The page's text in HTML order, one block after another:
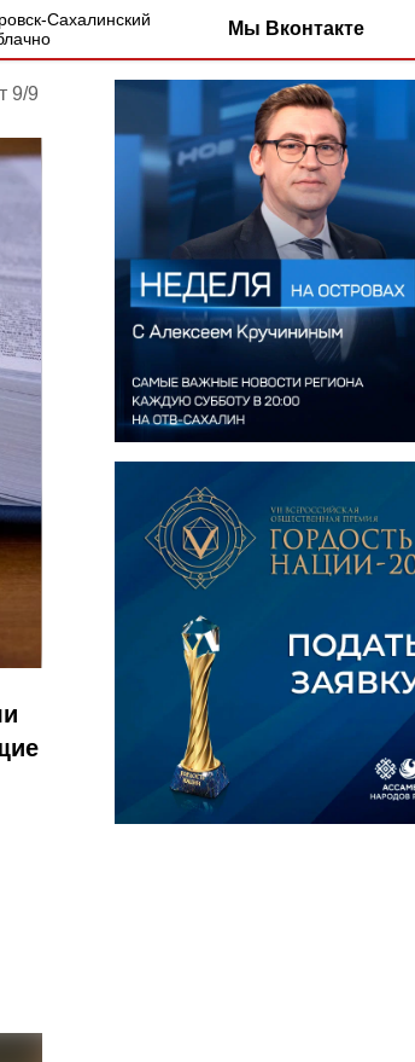
Сахалинский
Мы Вконтакте
9/9